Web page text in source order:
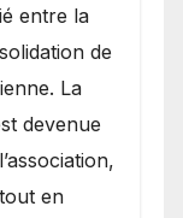
entre la
de
La
devenue
en